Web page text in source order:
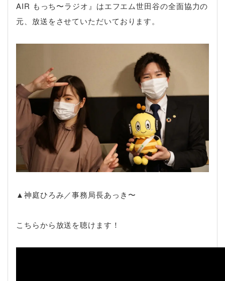
AIR もっち〜ラジオ』はエフエム世田谷の全面協力の
元、放送をさせていただいております。
▲神庭ひろみ／事務局長あっき〜
こちらから放送を聴けます！